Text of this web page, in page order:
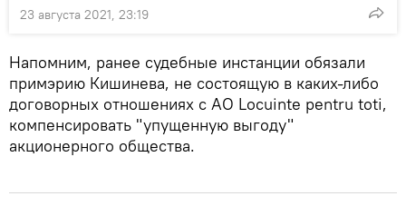
23 августа 2021, 23:19
Напомним, ранее судебные инстанции обязали
примэрию Кишинева, не состоящую в каких-либо
договорных отношениях с АО Locuint‌e pentru tot‌i,
компенсировать "упущенную выгоду"
акционерного общества.